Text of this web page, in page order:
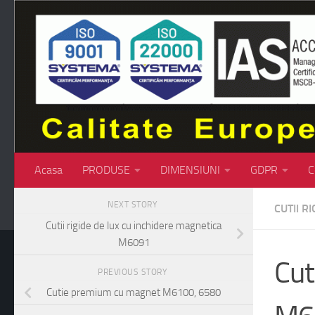
Skip to content
Acasa PRODUSE DIMENSIUNI GDPR
CUTII
NEXT STORY
Cutii rigide de lux cu inchidere magnetica
M6091
PREVIOUS STORY
Cutie premium cu magnet M6100, 6580